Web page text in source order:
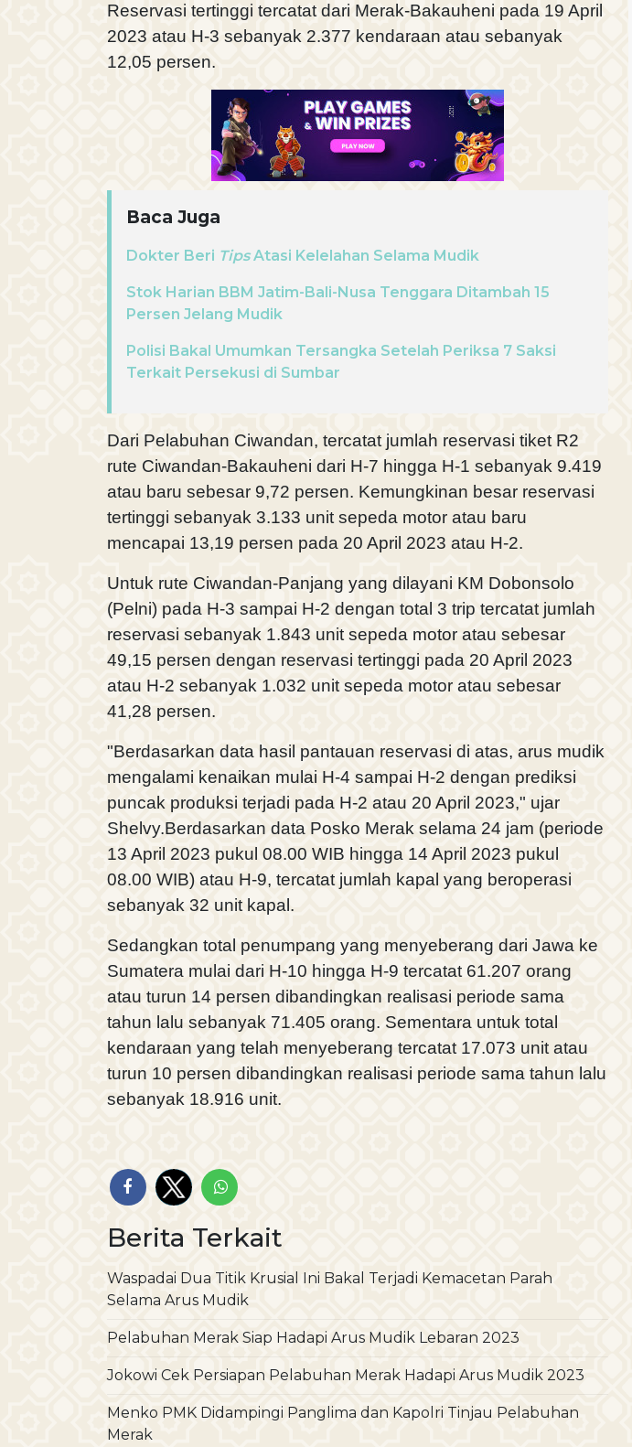
Reservasi tertinggi tercatat dari Merak-Bakauheni pada 19 April
2023 atau H-3 sebanyak 2.377 kendaraan atau sebanyak
12,05 persen.
Baca Juga
Dokter Beri TipsAtasi Kelelahan Selama Mudik
Stok Harian BBM Jatim-Bali-Nusa Tenggara Ditambah 15
Persen Jelang Mudik
Polisi Bakal Umumkan Tersangka Setelah Periksa 7 Saksi
Terkait Persekusi di Sumbar
Dari Pelabuhan Ciwandan, tercatat jumlah reservasi tiket R2
rute Ciwandan-Bakauheni dari H-7 hingga H-1 sebanyak 9.419
atau baru sebesar 9,72 persen. Kemungkinan besar reservasi
tertinggi sebanyak 3.133 unit sepeda motor atau baru
mencapai 13,19 persen pada 20 April 2023 atau H-2.
Untuk rute Ciwandan-Panjang yang dilayani KM Dobonsolo
(Pelni) pada H-3 sampai H-2 dengan total 3 trip tercatat jumlah
reservasi sebanyak 1.843 unit sepeda motor atau sebesar
49,15 persen dengan reservasi tertinggi pada 20 April 2023
atau H-2 sebanyak 1.032 unit sepeda motor atau sebesar
41,28 persen.
"Berdasarkan data hasil pantauan reservasi di atas, arus mudik
mengalami kenaikan mulai H-4 sampai H-2 dengan prediksi
puncak produksi terjadi pada H-2 atau 20 April 2023," ujar
Shelvy.Berdasarkan data Posko Merak selama 24 jam (periode
13 April 2023 pukul 08.00 WIB hingga 14 April 2023 pukul
08.00 WIB) atau H-9, tercatat jumlah kapal yang beroperasi
sebanyak 32 unit kapal.
Sedangkan total penumpang yang menyeberang dari Jawa ke
Sumatera mulai dari H-10 hingga H-9 tercatat 61.207 orang
atau turun 14 persen dibandingkan realisasi periode sama
tahun lalu sebanyak 71.405 orang. Sementara untuk total
kendaraan yang telah menyeberang tercatat 17.073 unit atau
turun 10 persen dibandingkan realisasi periode sama tahun lalu
sebanyak 18.916 unit.
Berita Terkait
Waspadai Dua Titik Krusial Ini Bakal Terjadi Kemacetan Parah
Selama Arus Mudik
Pelabuhan Merak Siap Hadapi Arus Mudik Lebaran 2023
Jokowi Cek Persiapan Pelabuhan Merak Hadapi Arus Mudik 2023
Menko PMK Didampingi Panglima dan Kapolri Tinjau Pelabuhan
Merak